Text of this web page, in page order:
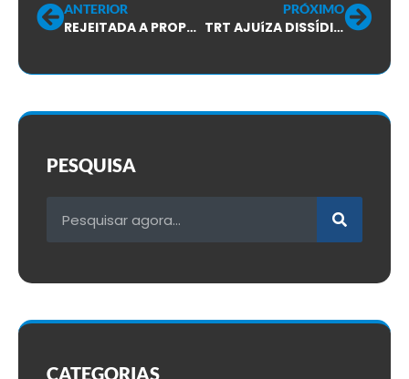
ANTERIOR
REJEITADA A PROPOSTA DA TIVIT PARA ACORDO COLETIVO DE TRABALHO:
PRÓXIMO
TRT AJUíZA DISSÍDIO E RM TELECOM CONTINUA JOGANDO NO IMPASSE!
PESQUISA
CATEGORIAS